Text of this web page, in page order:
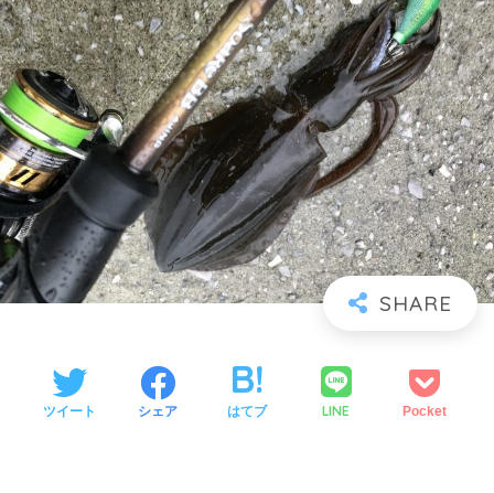
ツイート シェア はてブ LINE Pocket